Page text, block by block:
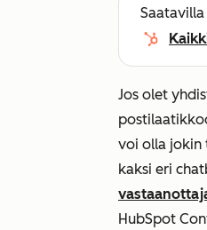
Jos olet
voi olla jokin
kaksi eri
HubSpot